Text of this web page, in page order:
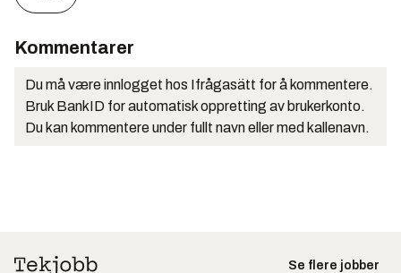
Kommentarer
Du må være innlogget hos Ifrågasätt for å kommentere.
Bruk BankID for automatisk oppretting av brukerkonto.
Du kan kommentere under fullt navn eller med kallenavn.
Se flere jobber